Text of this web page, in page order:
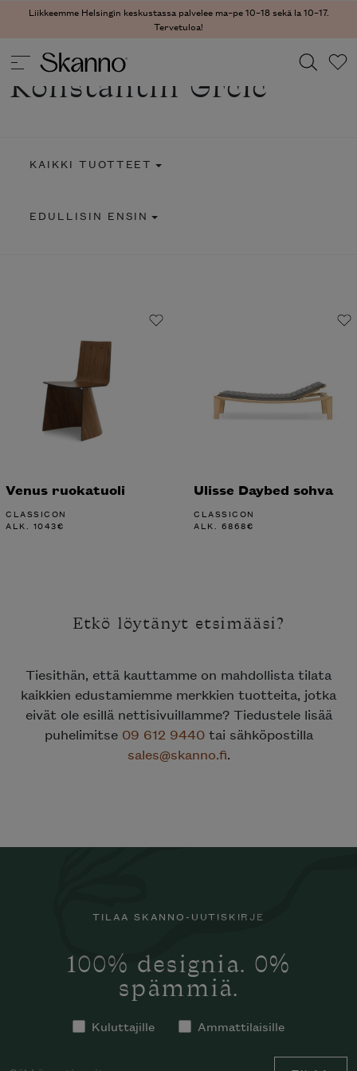
Liikkeemme Helsingin keskustassa palvelee ma–pe 10–18 sekä la 10–17.
Tervetuloa!
Konstantin Grcic
KAIKKI TUOTTEET
EDULLISIN ENSIN
Venus ruokatuoli
CLASSICON
ALK. 1043€
Ulisse Daybed sohva
CLASSICON
ALK. 6868€
Etkö löytänyt etsimääsi?
Tiesithän, että kauttamme on mahdollista tilata
kaikkien edustamiemme merkkien tuotteita, jotka
eivät ole esillä nettisivuillamme? Tiedustele lisää
puhelimitse 09 612 9440tai sähköpostilla
sales@skanno.fi.
TILAA SKANNO-UUTISKIRJE
100% designia. 0%
spämmiä.
Kuluttajille Ammattilaisille